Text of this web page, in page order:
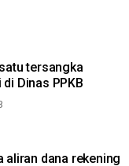
tersangka
Dinas PPKB
aliran dana rekening